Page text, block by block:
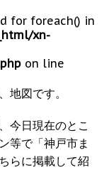
for foreach() in
xn-
on line
地図です。
今日現在のとこ
等で「神戸市ま
らに掲載して紹